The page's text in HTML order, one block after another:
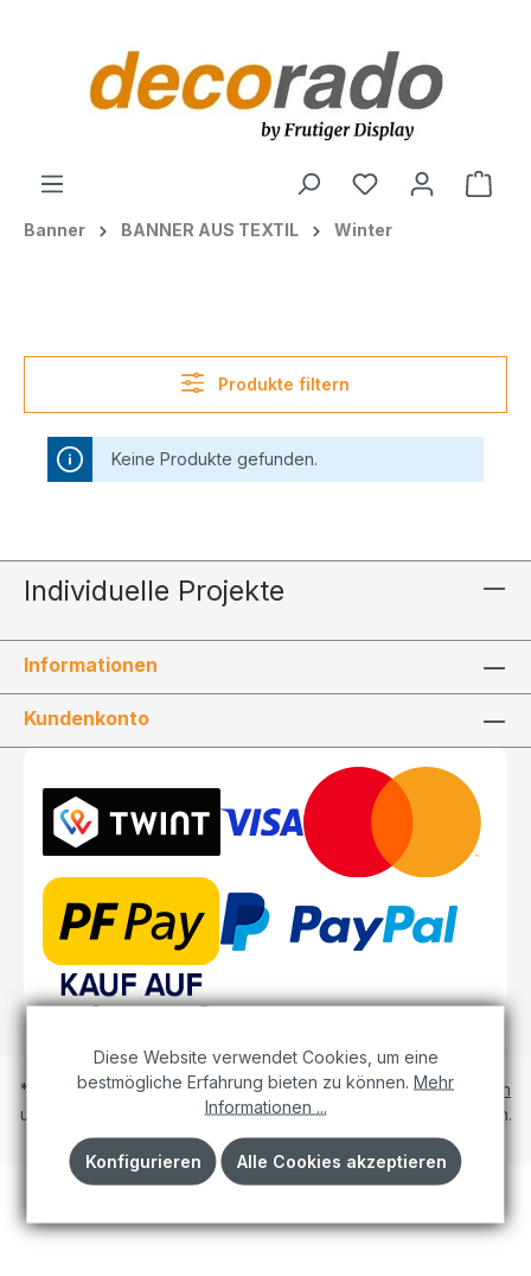
Banner BANNER AUS TEXTIL Winter
Produkte filtern
Keine Produkte gefunden.
Individuelle Projekte
Informationen
Kundenkonto
* Alle Preise inkl. gesetzl. Mehrwertsteuer zzgl.Versandkosten
und ggf. Nachnahmegebühren, wenn nicht anders angegeben.
Diese Website verwendet Cookies, um eine
bestmögliche Erfahrung bieten zu können. Mehr
Informationen ...
Konfigurieren Alle Cookies akzeptieren